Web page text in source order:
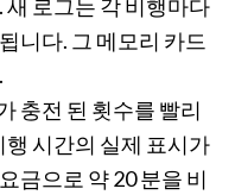
로그는 각 비행마다
니다. 그 메모리 카드
충전 된 횟수를 빨리
시간의 실제 표시가
금으로 약 20 분을 비